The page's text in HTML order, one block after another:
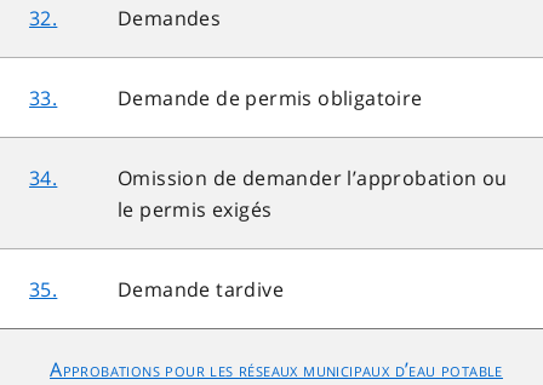
32. Demandes
33. Demande de permis obligatoire
34.
Omission de demander l’approbation ou
le permis exigés
35. Demande tardive
Approbations pour les réseaux municipaux d’eau potable